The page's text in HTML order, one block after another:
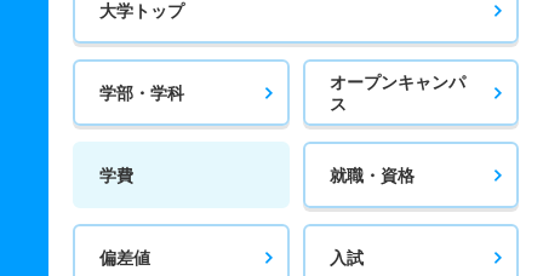
大学トップ
学部・学科
オープンキャンパ
ス
学費 就職・資格
偏差値 入試